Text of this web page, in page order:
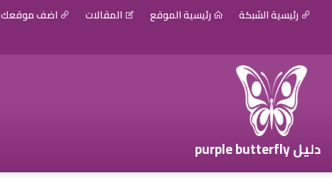
رئيسية الشبكة رئيسية الموقع المقالات اضف موقعك
دليل purple butterfly